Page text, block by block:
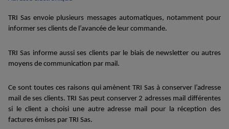
TRISas envoie plusieurs messages automatiques, notamment pour
informer ses clients de l’avancée de eur commande.
TRI Sas informe aussi ses clients par le biais de newsletter ou autres
moyens de communication par mail.
Ce sont toutes ces raisons qui amènent TRI Sas à conserver l’adresse
mail de ses clients. TRI Sas peut conserver 2 adressesmail différentes
si le client a choisi une autreadresse mail pour la réception des
factures émises par TRI Sas.